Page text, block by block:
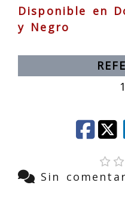
Disponible en
y Negro
Sin